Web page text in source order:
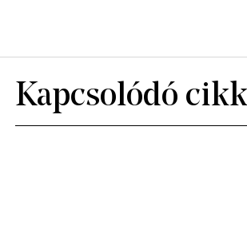
Kapcsolódó